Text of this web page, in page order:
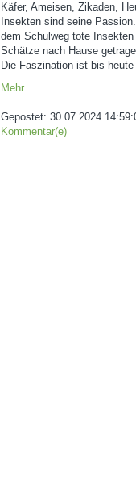
Käfer, Ameisen, Zikaden,
Insekten sind seine
dem Schulweg tote
Schätze nach Hause
Die Faszination ist bis
Mehr
Gepostet: 30.07.2024
Kommentar(e)